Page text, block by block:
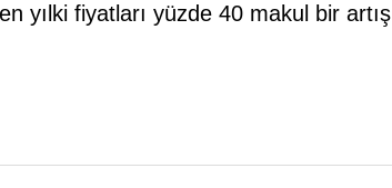
yılki fiyatları yüzde 40 makul bir artış